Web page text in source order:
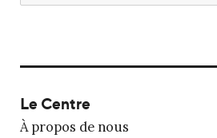
Le Centre
À propos de nous